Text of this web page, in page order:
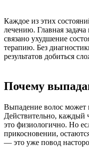
Каждое из этих
лечению. Главная
связано ухудшение
терапию. Без
результатов добиться
Почему
Выпадение волос может
Действительно, каждый
это физиологично. Но
прикосновении,
— это уже повод